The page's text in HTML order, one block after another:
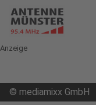
Anzeige
© mediamixx GmbH